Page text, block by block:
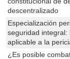
descentralizado
Especialización
seguridad integral:
aplicable a la
¿Es posible